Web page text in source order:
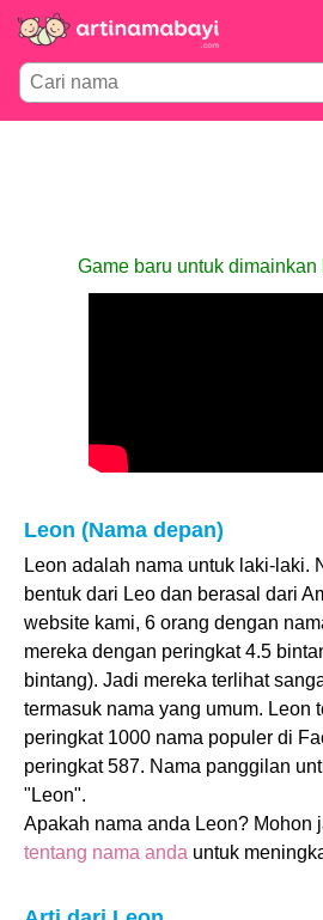
Game baru untuk dimainkan
Leon (Nama depan)
Leon adalah nama untuk laki-laki.
bentuk dari Leo dan berasal dari
website kami, 6 orang dengan
mereka dengan peringkat 4.5
bintang). Jadi mereka terlihat
termasuk nama yang umum. Leon
peringkat 1000 nama populer di
peringkat 587. Nama panggilan
"Leon".
Apakah nama anda Leon? Mohon
tentang nama anda untuk